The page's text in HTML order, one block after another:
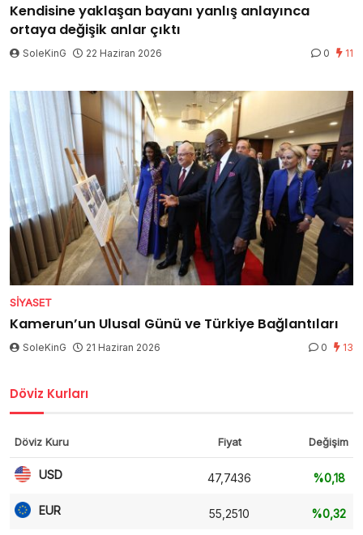
Kendisine yaklaşan bayanı yanlış anlayınca
ortaya değişik anlar çıktı
SoleKinG 22 Haziran 2026 0 11
SIYASET
Kamerun’un Ulusal Günü ve Türkiye Bağlantıları
SoleKinG 21 Haziran 2026 0 13
Döviz Kurları
Döviz Kuru Fiyat Değişim
USD 47,7436 %0,18
EUR 55,2510 %0,32